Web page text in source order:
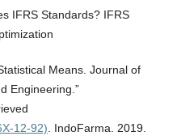
IFRS Standards? IFRS
Means. Journal of
Engineering.”
12-92). IndoFarma. 2019.